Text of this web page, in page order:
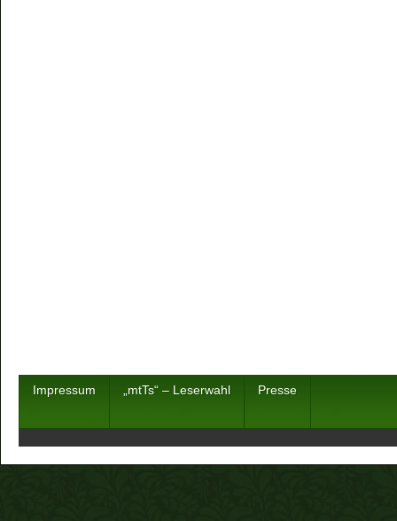
Impressum „mtTs“ – Leserwahl Presse